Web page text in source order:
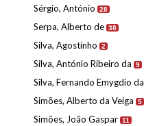
Sérgio, António 28
Serpa, Alberto de 38
Silva, Agostinho 2
Silva, António Ribeiro da 9
Silva, Fernando Emygdio da
Simões, Alberto da Veiga 5
Simões, João Gaspar 11